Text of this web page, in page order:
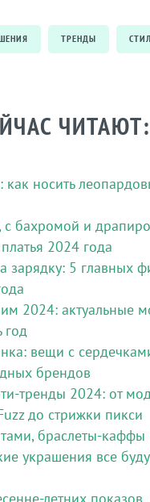
ТРЕНДЫ
ЧИТАЮТ:
как носить
с бахромой и
2024 года
зарядку: 5 главных
2024: актуальные
год
вещи с
брендов
тренды 2024: от
до стрижки пикси
браслеты-каффы
украшения все
летних